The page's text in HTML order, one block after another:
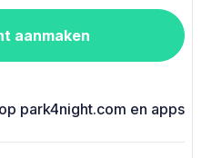
aanmaken
park4night.com en apps